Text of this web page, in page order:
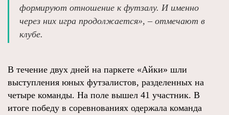
формируют отношение к футзалу. И именно
через них игра продолжается», – отмечают в
клубе.
В течение двух дней на паркете «Айки» шли
выступления юных футзалистов, разделенных на
четыре команды. На поле вышел 41 участник. В
итоге победу в соревнованиях одержала команда